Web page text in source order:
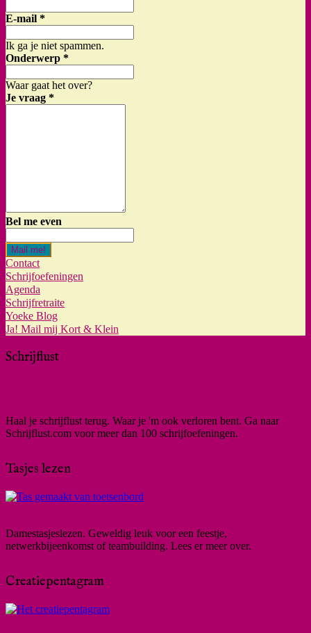
E-mail *
Ik ga je niet spammen.
Onderwerp *
Waar gaat het over?
Je vraag *
Bel me even
Mail me!
Contact
Schrijfoefeningen
Agenda
Schrijfretraite
Yoeke Blog
Ja! Mail mij Kort & Klein
Schrijflust
Haal je schrijflust terug. Waar je 'm ook verloren bent. Ga naar
Schrijflust.com voor meer dan 100 schrijfoefeningen.
Tasjes lezen
Damestasjeslezen. Geweldig leuk voor een feestje,
netwerkbijeenkomst of teambuilding. Lees er meer over.
Creatiepentagram